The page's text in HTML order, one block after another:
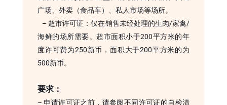
广场、外卖（食品车）、私人市场等场所。
– 超市许可证：仅在销售未经处理的生肉/家禽/
海鲜的场所需要。超市面积小于200平方米的年
度许可费为250新币，面积大于200平方米的为
500新币。
要求：
– 申请许可证之前，请参阅不同许可证的自检清